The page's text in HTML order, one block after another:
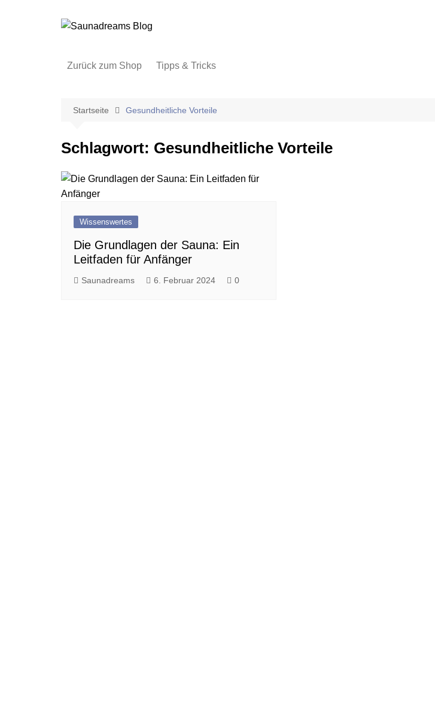
Zurück zum Shop Tipps & Tricks
Startseite Gesundheitliche Vorteile
Schlagwort: Gesundheitliche Vorteile
Wissenswertes
Die Grundlagen der Sauna: Ein
Leitfaden für Anfänger
Saunadreams 6. Februar 2024 0